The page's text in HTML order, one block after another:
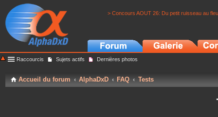
> Concours AOUT 26: Du petit ruisseau au
Raccourcis Sujets actifs Dernières photos
Accueil du forum AlphaDxD FAQ Tests